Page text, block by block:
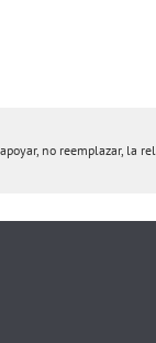
no reemplazar, la